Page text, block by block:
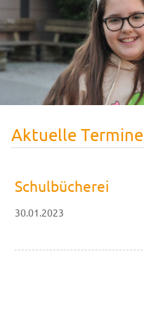
Aktuelle Termine
Schulbücherei
30.01.2023